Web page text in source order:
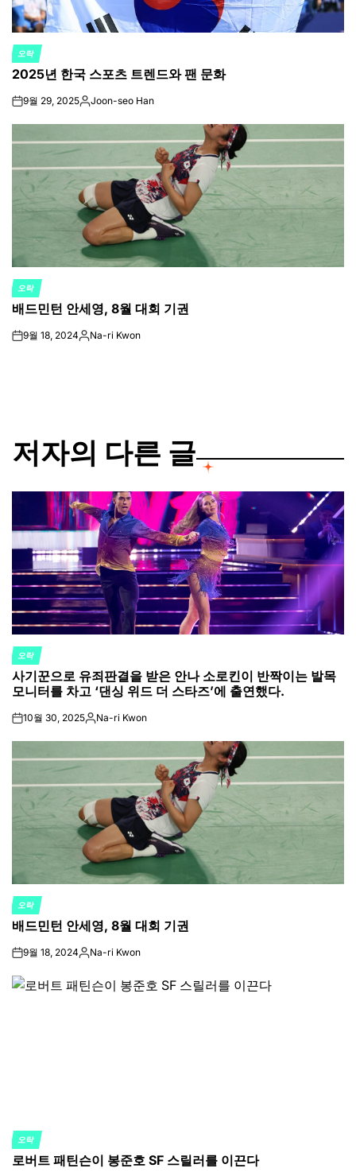
POSTED
IN
오락
2025년 한국 스포츠 트렌드와 팬 문화
on9월 29, 2025Posted
Joon-seo Han
POSTED
IN
오락
배드민턴 안세영, 8월 대회 기권
on9월 18, 2024Posted
Na-ri Kwon
저자의 다른 글
POSTED
IN
오락
사기꾼으로 유죄판결을 받은 안나 소로킨이 반짝이는 발목
모니터를 차고 ‘댄싱 위드 더 스타즈’에 출연했다.
on10월 30, 2025Posted
Na-ri Kwon
POSTED
IN
오락
배드민턴 안세영, 8월 대회 기권
on9월 18, 2024Posted
Na-ri Kwon
POSTED
IN
오락
로버트 패틴슨이 봉준호 SF 스릴러를 이끈다